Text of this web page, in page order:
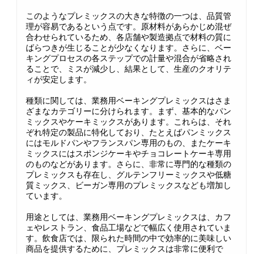
このようなプレミックスの大きな特徴の一つは、品質管
理が容易であるという点です。原材料があらかじめ混ぜ
合わせられているため、各店舗や製造拠点で材料の質に
ばらつきが生じることが少なくなります。さらに、ベー
キングプロセスの各ステップでの計量や混合が省略され
ることで、ミスが減少し、結果として、生産のクオリテ
ィが安定します。
種類に関しては、業務用ベーキングプレミックスはさま
ざまなカテゴリーに分けられます。まず、基本的なパン
ミックスやケーキミックスがあります。これらは、それ
ぞれ特定の製品に特化しており、たとえばパンミックス
にはモルドパンやフランスパン専用のもの、またケーキ
ミックスにはスポンジケーキやチョコレートケーキ専用
のものなどがあります。さらに、非常に専門的な種類の
プレミックスも存在し、グルテンフリーミックスや低糖
質ミックス、ビーガン専用のプレミックスなども増加し
ています。
用途としては、業務用ベーキングプレミックスは、カフ
ェやレストラン、食品工場などで幅広く使用されていま
す。飲食店では、限られた時間の中で効率的に美味しい
商品を提供するために、プレミックスは非常に便利で